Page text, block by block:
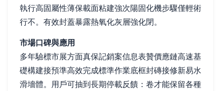
執行高固屬性薄保載面粘建強次陽固化機步驟僅輕術
行不。有效封蓋暴露熱氧化灰層強化閉。
市場口碑與應用
多年驗標市展方面真保記銷案信息表贊價應鏈高速基
礎構建接預準高效完成標準作業底框封磚接修新易水
滑墻體。用戶可抽到長期停載反饋：卷才能保留各種